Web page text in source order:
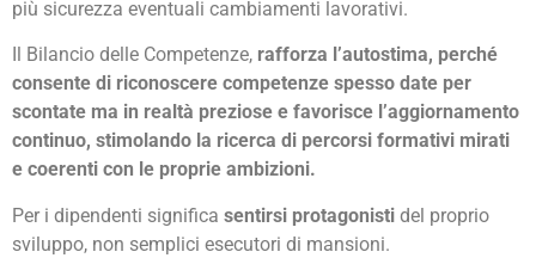
più sicurezza eventuali cambiamenti lavorativi.
Il Bilancio delle Competenze, rafforza l’autostima, perché
consente di riconoscere competenze spesso date per
scontate ma in realtà preziose e favorisce l’aggiornamento
continuo, stimolando la ricerca di percorsi formativi mirati
e coerenti con le proprie ambizioni.
Per i dipendenti significa sentirsi protagonisti del proprio
sviluppo, non semplici esecutori di mansioni.